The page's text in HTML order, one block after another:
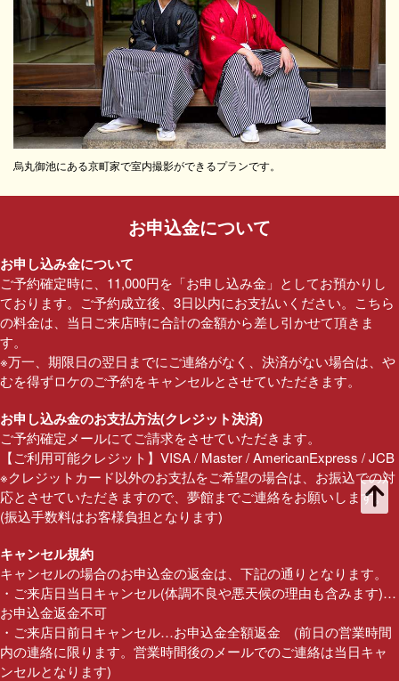
烏丸御池にある京町家で室内撮影ができるプランです。
お申込金について
お申し込み金について
ご予約確定時に、11,000円を「お申し込み金」としてお預かりし
ております。ご予約成立後、3日以内にお支払いください。こちら
の料金は、当日ご来店時に合計の金額から差し引かせて頂きま
す。
※万一、期限日の翌日までにご連絡がなく、決済がない場合は、や
むを得ずロケのご予約をキャンセルとさせていただきます。
お申し込み金のお支払方法(クレジット決済)
ご予約確定メールにてご請求をさせていただきます。
【ご利用可能クレジット】VISA / Master / AmericanExpress / JCB
※クレジットカード以外のお支払をご希望の場合は、お振込での対
応とさせていただきますので、夢館までご連絡をお願いします。
(振込手数料はお客様負担となります)
キャンセル規約
キャンセルの場合のお申込金の返金は、下記の通りとなります。
・ご来店日当日キャンセル(体調不良や悪天候の理由も含みます)…
お申込金返金不可
・ご来店日前日キャンセル…お申込金全額返金 (前日の営業時間
内の連絡に限ります。営業時間後のメールでのご連絡は当日キャ
ンセルとなります)